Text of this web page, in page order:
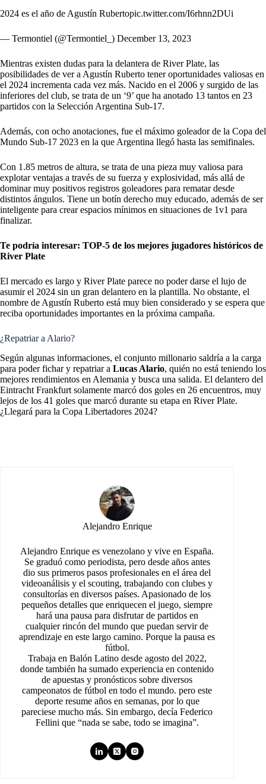
2024 es el año de Agustín Rubertopic.twitter.com/I6rhnn2DUi
— Termontiel (@Termontiel_) December 13, 2023
Mientras existen dudas para la delantera de River Plate, las
posibilidades de ver a Agustín Ruberto tener oportunidades valiosas en
el 2024 incrementa cada vez más. Nacido en el 2006 y surgido de las
inferiores del club, se trata de un ‘9’ que ha anotado 13 tantos en 23
partidos con la Selección Argentina Sub-17.
Además, con ocho anotaciones, fue el máximo goleador de la Copa del
Mundo Sub-17 2023 en la que Argentina llegó hasta las semifinales.
Con 1.85 metros de altura, se trata de una pieza muy valiosa para
explotar ventajas a través de su fuerza y explosividad, más allá de
dominar muy positivos registros goleadores para rematar desde
distintos ángulos. Tiene un botín derecho muy educado, además de ser
inteligente para crear espacios mínimos en situaciones de 1v1 para
finalizar.
Te podría interesar: TOP-5 de los mejores jugadores históricos de
River Plate
El mercado es largo y River Plate parece no poder darse el lujo de
asumir el 2024 sin un gran delantero en la plantilla. No obstante, el
nombre de Agustín Ruberto está muy bien considerado y se espera que
reciba oportunidades importantes en la próxima campaña.
¿Repatriar a Alario?
Según algunas informaciones, el conjunto millonario saldría a la carga
para poder fichar y repatriar a Lucas Alario, quién no está teniendo los
mejores rendimientos en Alemania y busca una salida. El delantero del
Eintracht Frankfurt solamente marcó dos goles en 26 encuentros, muy
lejos de los 41 goles que marcó durante su etapa en River Plate.
¿Llegará para la Copa Libertadores 2024?
Alejandro Enrique
Alejandro Enrique es venezolano y vive en España.
Se graduó como periodista, pero desde años antes
dio sus primeros pasos profesionales en el área del
videoanálisis y el scouting, trabajando con clubes y
consultorías en diversos países. Apasionado de los
pequeños detalles que enriquecen el juego, siempre
hará una pausa para disfrutar de partidos en
cualquier rincón del mundo que puedan servir de
aprendizaje en este largo camino. Porque la pausa es
fútbol.
Trabaja en Balón Latino desde agosto del 2022,
donde también ha sumado experiencia en contenido
de apuestas y pronósticos sobre diversos
campeonatos de fútbol en todo el mundo. pero este
deporte resume años en semanas, por lo que
pareciese mucho más. Sin embargo, decía Federico
Fellini que “nada se sabe, todo se imagina”.